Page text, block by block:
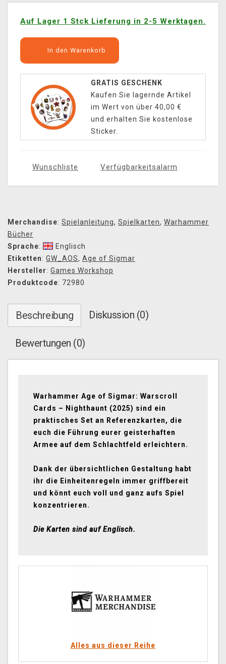
Auf Lager 1 Stck Lieferung in 2-5 Werktagen.
In den Warenkorb
GRATIS GESCHENK
Kaufen Sie lagernde Artikel
im Wert von über 40,00 €
und erhalten Sie kostenlose
Sticker.
Wunschliste Verfügbarkeitsalarm
Merchandise: Spielanleitung, Spielkarten, Warhammer
Bücher
Sprache:
Englisch
Etiketten: GW_AOS, Age of Sigmar
Hersteller: Games Workshop
Produktcode: 72980
Beschreibung Diskussion (0)
Bewertungen (0)
Warhammer Age of Sigmar: Warscroll
Cards – Nighthaunt (2025) sind ein
praktisches Set an Referenzkarten, die
euch die Führung eurer geisterhaften
Armee auf dem Schlachtfeld erleichtern.
Dank der übersichtlichen Gestaltung habt
ihr die Einheitenregeln immer griffbereit
und könnt euch voll und ganz aufs Spiel
konzentrieren.
Die Karten sind auf Englisch.
Alles aus dieser Reihe